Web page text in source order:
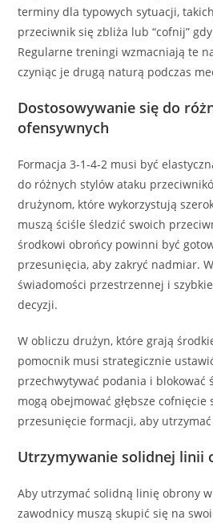
terminy dla typowych sytuacji, takich
przeciwnik się zbliża lub “cofnij”
Regularne treningi wzmacniają te
czyniąc je drugą naturą podczas
Dostosowywanie się do
ofensywnych
Formacja 3-1-4-2 musi być
do różnych stylów ataku
drużynom, które wykorzystują
muszą ściśle śledzić swoich
środkowi obrońcy powinni być
przesunięcia, aby zakryć nadmiar.
świadomości przestrzennej i
decyzji.
W obliczu drużyn, które grają
pomocnik musi strategicznie
przechwytywać podania i blokować
mogą obejmować głębsze cofnięcie
przesunięcie formacji, aby
Utrzymywanie solidnej linii
Aby utrzymać solidną linię obrony
zawodnicy muszą skupić się na